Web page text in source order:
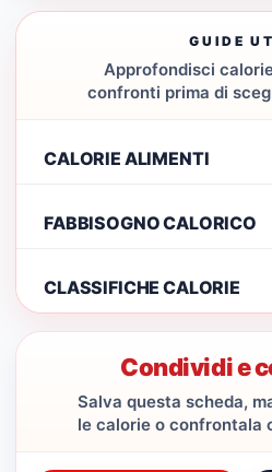
GUIDE
Approfondisci
confronti prima di
CALORIE ALIMENTI
FABBISOGNO CALORICO
CLASSIFICHE CALORIE
Condividi e
Salva questa scheda,
le calorie o confrontala